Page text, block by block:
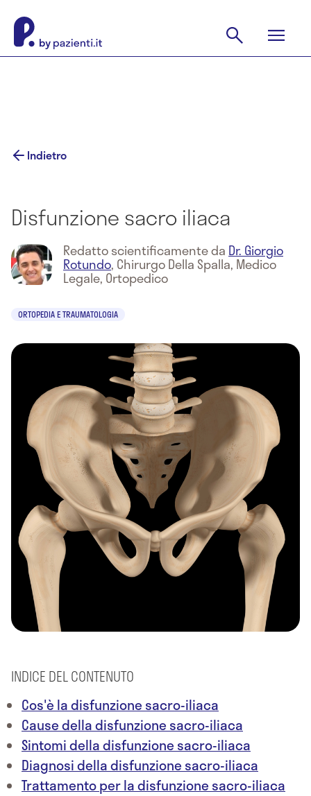
Indietro
Disfunzione sacro iliaca
Redatto scientificamente da Dr. Giorgio
Rotundo, Chirurgo Della Spalla, Medico
Legale, Ortopedico
ORTOPEDIA E TRAUMATOLOGIA
INDICE DEL CONTENUTO
Cos'è la disfunzione sacro-iliaca
Cause della disfunzione sacro-iliaca
Sintomi della disfunzione sacro-iliaca
Diagnosi della disfunzione sacro-iliaca
Trattamento per la disfunzione sacro-iliaca